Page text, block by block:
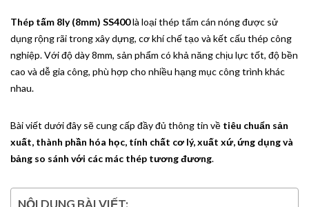
Thép tấm 8ly (8mm) SS400là loại thép tấm cán nóng được sử
dụng rộng rãi trong xây dựng, cơ khí chế tạo và kết cấu thép công
nghiệp. Với độ dày 8mm, sản phẩm có khả năng chịu lực tốt, độ bền
cao và dễ gia công, phù hợp cho nhiều hạng mục công trình khác
nhau.
Bài viết dưới đây sẽ cung cấp đầy đủ thông tin về tiêu chuẩn sản
xuất, thành phần hóa học, tính chất cơ lý, xuất xứ, ứng dụng và
bảng so sánh với các mác thép tương đương.
NỘI DUNG BÀI VIẾT: